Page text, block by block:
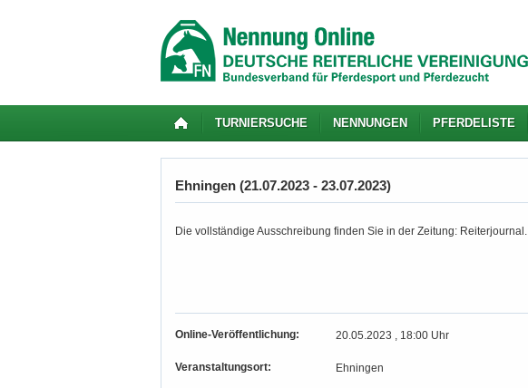
TURNIERSUCHE NENNUNGEN PFERDELISTE
Ehningen (21.07.2023 - 23.07.2023)
Die vollständige Ausschreibung finden Sie in der Zeitung: Reiterjournal.
Online-Veröffentlichung: 20.05.2023 , 18:00 Uhr
Veranstaltungsort: Ehningen